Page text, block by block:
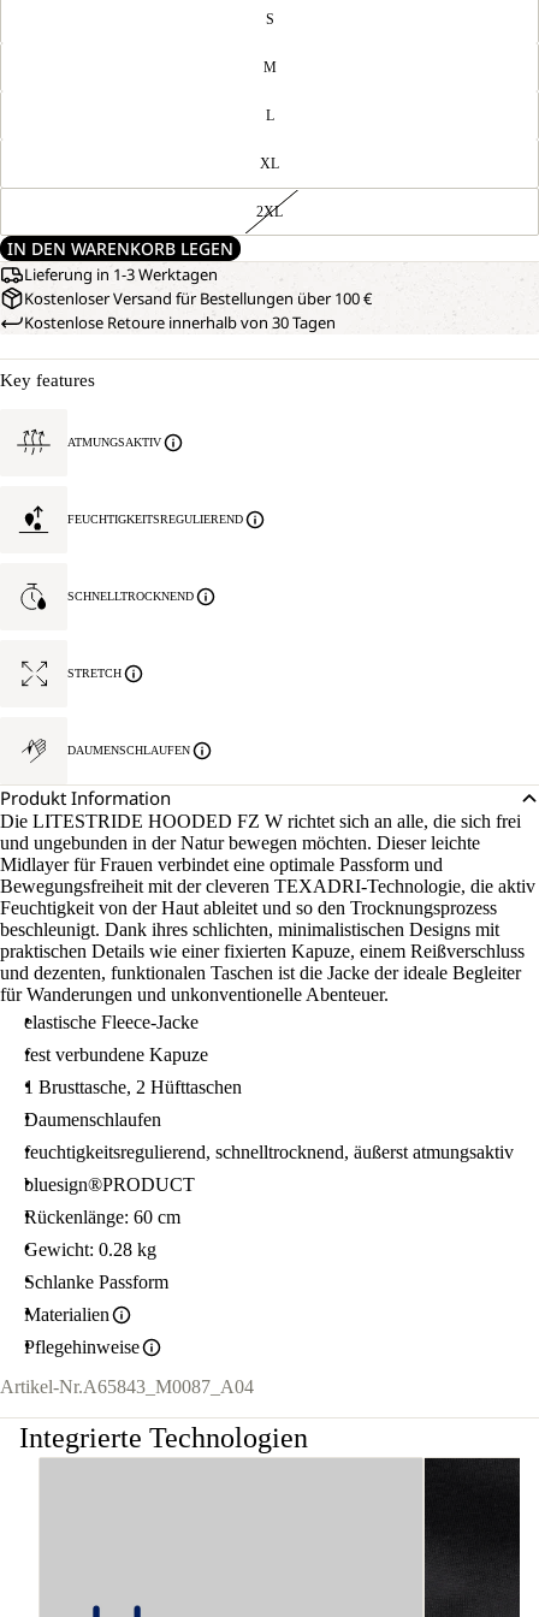
S
M
L
XL
2XL
IN DEN WARENKORB LEGEN
Lieferung in 1-3 Werktagen
Kostenloser Versand für Bestellungen über 100 €
Kostenlose Retoure innerhalb von 30 Tagen
Key features
ATMUNGSAKTIV
FEUCHTIGKEITSREGULIEREND
SCHNELLTROCKNEND
STRETCH
DAUMENSCHLAUFEN
Produkt Information
Die LITESTRIDE HOODED FZ W richtet sich an alle, die sich frei
und ungebunden in der Natur bewegen möchten. Dieser leichte
Midlayer für Frauen verbindet eine optimale Passform und
Bewegungsfreiheit mit der cleveren TEXADRI-Technologie, die aktiv
Feuchtigkeit von der Haut ableitet und so den Trocknungsprozess
beschleunigt. Dank ihres schlichten, minimalistischen Designs mit
praktischen Details wie einer fixierten Kapuze, einem Reißverschluss
und dezenten, funktionalen Taschen ist die Jacke der ideale Begleiter
für Wanderungen und unkonventionelle Abenteuer.
elastische Fleece-Jacke
fest verbundene Kapuze
1 Brusttasche, 2 Hüfttaschen
Daumenschlaufen
feuchtigkeitsregulierend, schnelltrocknend, äußerst atmungsaktiv
bluesign®PRODUCT
Rückenlänge: 60 cm
Gewicht: 0.28 kg
Schlanke Passform
Materialien
Pflegehinweise
Artikel-Nr.A65843_M0087_A04
Integrierte Technologien